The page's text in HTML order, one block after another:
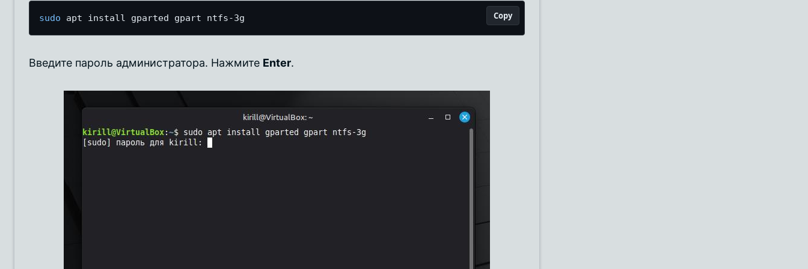
sudo apt install gparted gpart ntfs-3g Copy
Введите пароль администратора. Нажмите Enter.